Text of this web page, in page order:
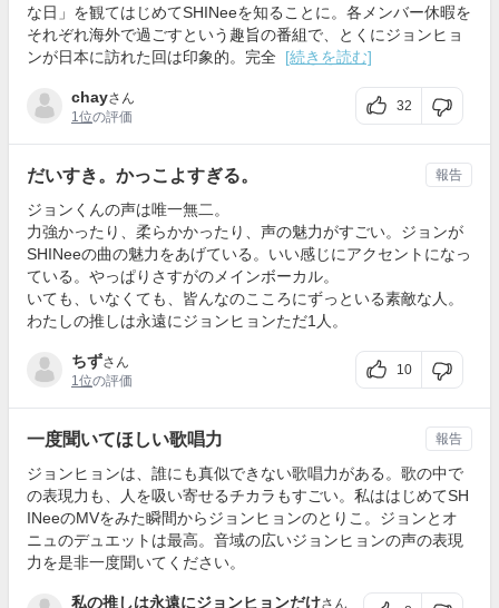
な日」を観てはじめてSHINeeを知ることに。各メンバー休暇を
それぞれ海外で過ごすという趣旨の番組で、とくにジョンヒョ
ンが日本に訪れた回は印象的。完全 [続きを読む]
chayさん
1位の評価
32
だいすき。かっこよすぎる。
ジョンくんの声は唯一無二。
力強かったり、柔らかかったり、声の魅力がすごい。ジョンが
SHINeeの曲の魅力をあげている。いい感じにアクセントになっ
ている。やっぱりさすがのメインボーカル。
いても、いなくても、皆んなのこころにずっといる素敵な人。
わたしの推しは永遠にジョンヒョンただ1人。
ちずさん
1位の評価
10
報告
一度聞いてほしい歌唱力
ジョンヒョンは、誰にも真似できない歌唱力がある。歌の中で
の表現力も、人を吸い寄せるチカラもすごい。私ははじめてSH
INeeのMVをみた瞬間からジョンヒョンのとりこ。ジョンとオ
ニュのデュエットは最高。音域の広いジョンヒョンの声の表現
力を是非一度聞いてください。
私の推しは永遠にジョンヒョンだけさん
報告